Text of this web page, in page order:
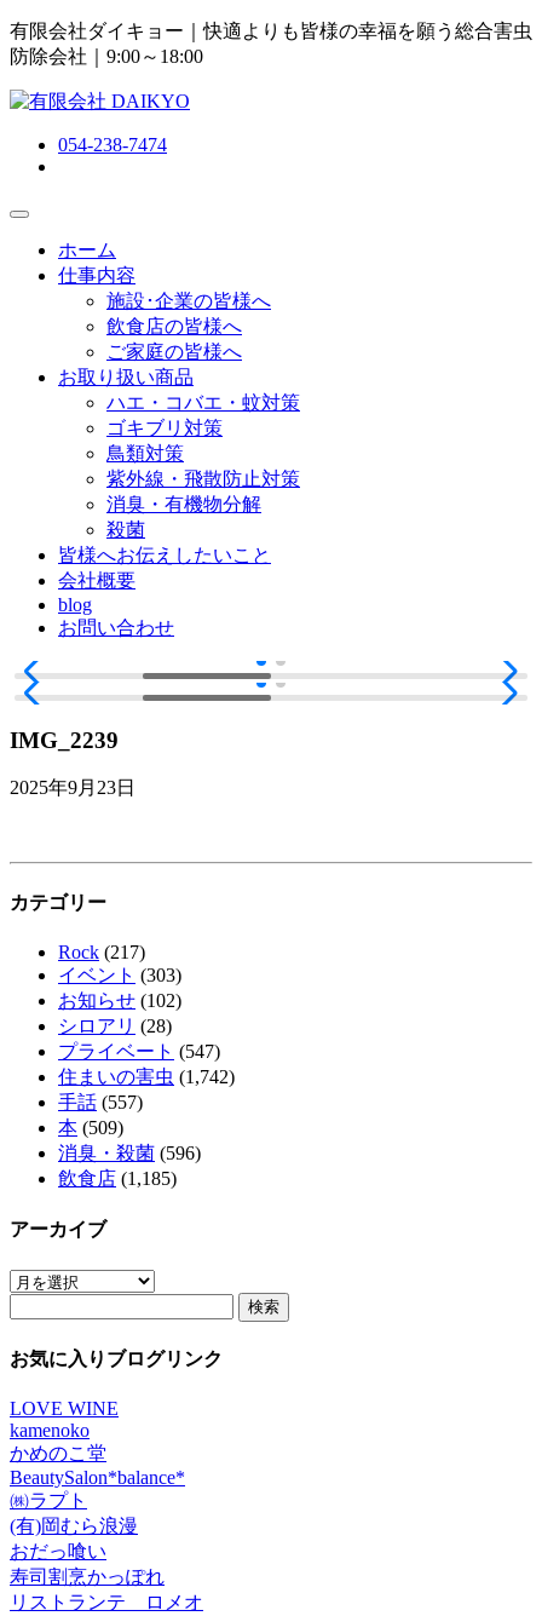
有限会社ダイキョー｜快適よりも皆様の幸福を願う総合害虫
防除会社 ｜9:00～18:00
054-238-7474
ホーム
仕事内容
施設･企業の皆様へ
飲食店の皆様へ
ご家庭の皆様へ
お取り扱い商品
ハエ・コバエ・蚊対策
ゴキブリ対策
鳥類対策
紫外線・飛散防止対策
消臭・有機物分解
殺菌
皆様へお伝えしたいこと
会社概要
blog
お問い合わせ
IMG_2239
2025年9月23日
カテゴリー
Rock (217)
イベント (303)
お知らせ (102)
シロアリ (28)
プライベート (547)
住まいの害虫 (1,742)
手話 (557)
本 (509)
消臭・殺菌 (596)
飲食店 (1,185)
アーカイブ
ア
イ
お気に入りブログリンク
LOVE WINE
kamenoko
かめのこ堂
BeautySalon*balance*
㈱ラプト
(有)岡むら浪漫
おだっ喰い
寿司割烹かっぽれ
リストランテ ロメオ